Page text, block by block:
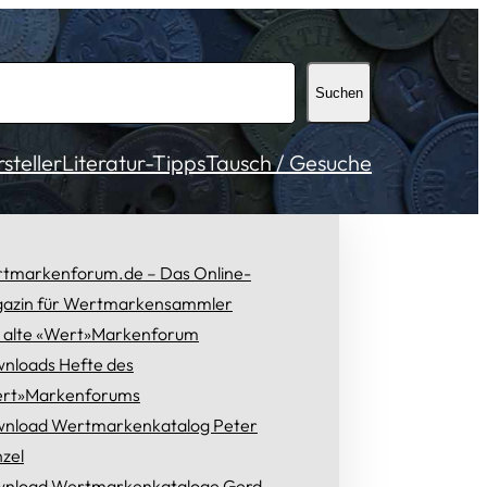
Suchen
Literatur-TippsTausch / Gesuche
– Das Online-
für Wertmarkensammler
alte «Wert»Markenforum
Hefte des
Wertmarkenkatalog Peter